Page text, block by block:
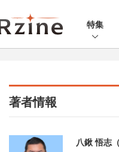
特集
著者情報
八鍬 悟志